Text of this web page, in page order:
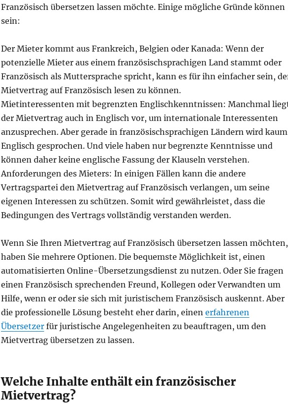
Französisch übersetzen lassen möchte. Einige mögliche Gründe können
sein:
Der Mieter kommt aus Frankreich, Belgien oder Kanada: Wenn der
potenzielle Mieter aus einem französischsprachigen Land stammt oder
Französisch als Muttersprache spricht, kann es für ihn einfacher sein,
Mietvertrag auf Französisch lesen zu können.
Mietinteressenten mit begrenzten Englischkenntnissen: Manchmal
der Mietvertrag auch in Englisch vor, um internationale Interessenten
anzusprechen. Aber gerade in französischsprachigen Ländern wird kaum
Englisch gesprochen. Und viele haben nur begrenzte Kenntnisse und
können daher keine englische Fassung der Klauseln verstehen.
Anforderungen des Mieters: In einigen Fällen kann die andere
Vertragspartei den Mietvertrag auf Französisch verlangen, um seine
eigenen Interessen zu schützen. Somit wird gewährleistet, dass die
Bedingungen des Vertrags vollständig verstanden werden.
Wenn Sie Ihren Mietvertrag auf Französisch übersetzen lassen möchten,
haben Sie mehrere Optionen. Die bequemste Möglichkeit ist, einen
automatisierten Online-Übersetzungsdienst zu nutzen. Oder Sie fragen
einen Französisch sprechenden Freund, Kollegen oder Verwandten um
Hilfe, wenn er oder sie sich mit juristischem Französisch auskennt. Aber
die professionelle Lösung besteht eher darin, einen erfahrenen
Übersetzerfür juristische Angelegenheiten zu beauftragen, um den
Mietvertrag übersetzen zu lassen.
Welche Inhalte enthält ein französischer
Mietvertrag?